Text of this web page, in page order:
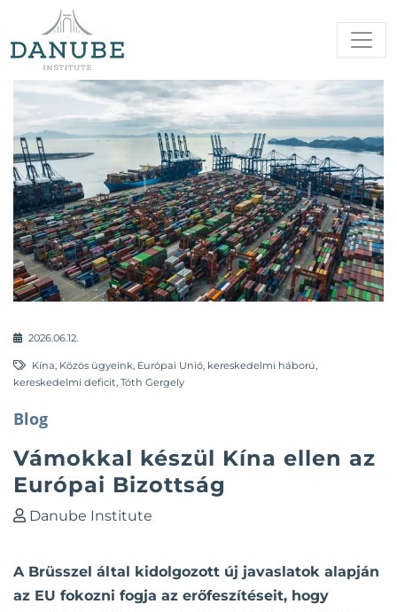
2026.06.12.
Kína, Közös ügyeink, Európai Unió, kereskedelmi háború,
kereskedelmi deficit, Tóth Gergely
Blog
Vámokkal készül Kína ellen az
Európai Bizottság
Danube Institute
A Brüsszel által kidolgozott új javaslatok alapján
az EU fokozni fogja az erőfeszítéseit, hogy